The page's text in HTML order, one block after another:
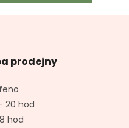
prodejny
20 hod
hod